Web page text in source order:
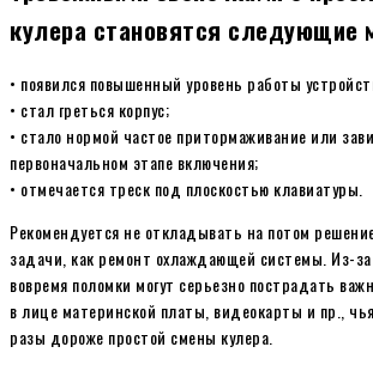
кулера становятся следующие
• появился повышенный уровень работы
• стал греться корпус;
• стало нормой частое притормаживание или
первоначальном этапе включения;
• отмечается треск под плоскостью клавиатуры.
Рекомендуется не откладывать на потом
задачи, как ремонт охлаждающей системы. Из-за
вовремя поломки могут серьезно пострадать
в лице материнской платы, видеокарты и пр.,
разы дороже простой смены кулера.